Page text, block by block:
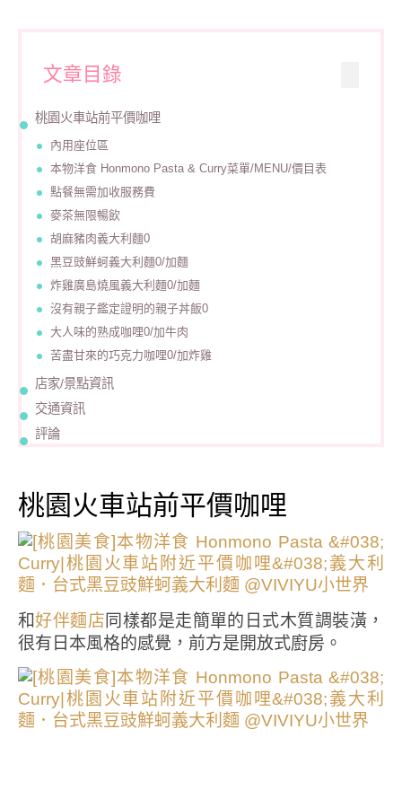
文章目錄
桃園火車站前平價咖哩
內用座位區
本物洋食 Honmono Pasta & Curry菜單/MENU/價目表
點餐無需加收服務費
麥茶無限暢飲
胡麻豬肉義大利麵0
黑豆豉鮮蚵義大利麵0/加麵
炸雞廣島燒風義大利麵0/加麵
沒有親子鑑定證明的親子丼飯0
大人味的熟成咖哩0/加牛肉
苦盡甘來的巧克力咖哩0/加炸雞
店家/景點資訊
交通資訊
評論
桃園火車站前平價咖哩
和好伴麵店同樣都是走簡單的日式木質調裝潢，
很有日本風格的感覺，前方是開放式廚房。